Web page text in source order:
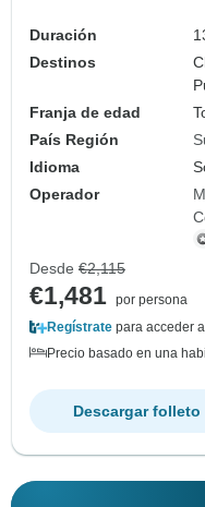
Duración
Destinos
Franja de edad
País Región
Idioma
Operador
Desde €2,115
€1,481 por persona
Regístrate para acceder
Precio basado en una
Descargar folleto